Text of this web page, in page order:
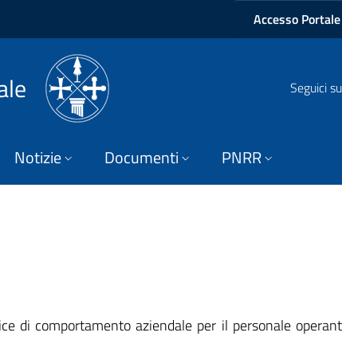
Accesso
Seguici su
Notizie Documenti PNRR
di comportamento aziendale per il personale